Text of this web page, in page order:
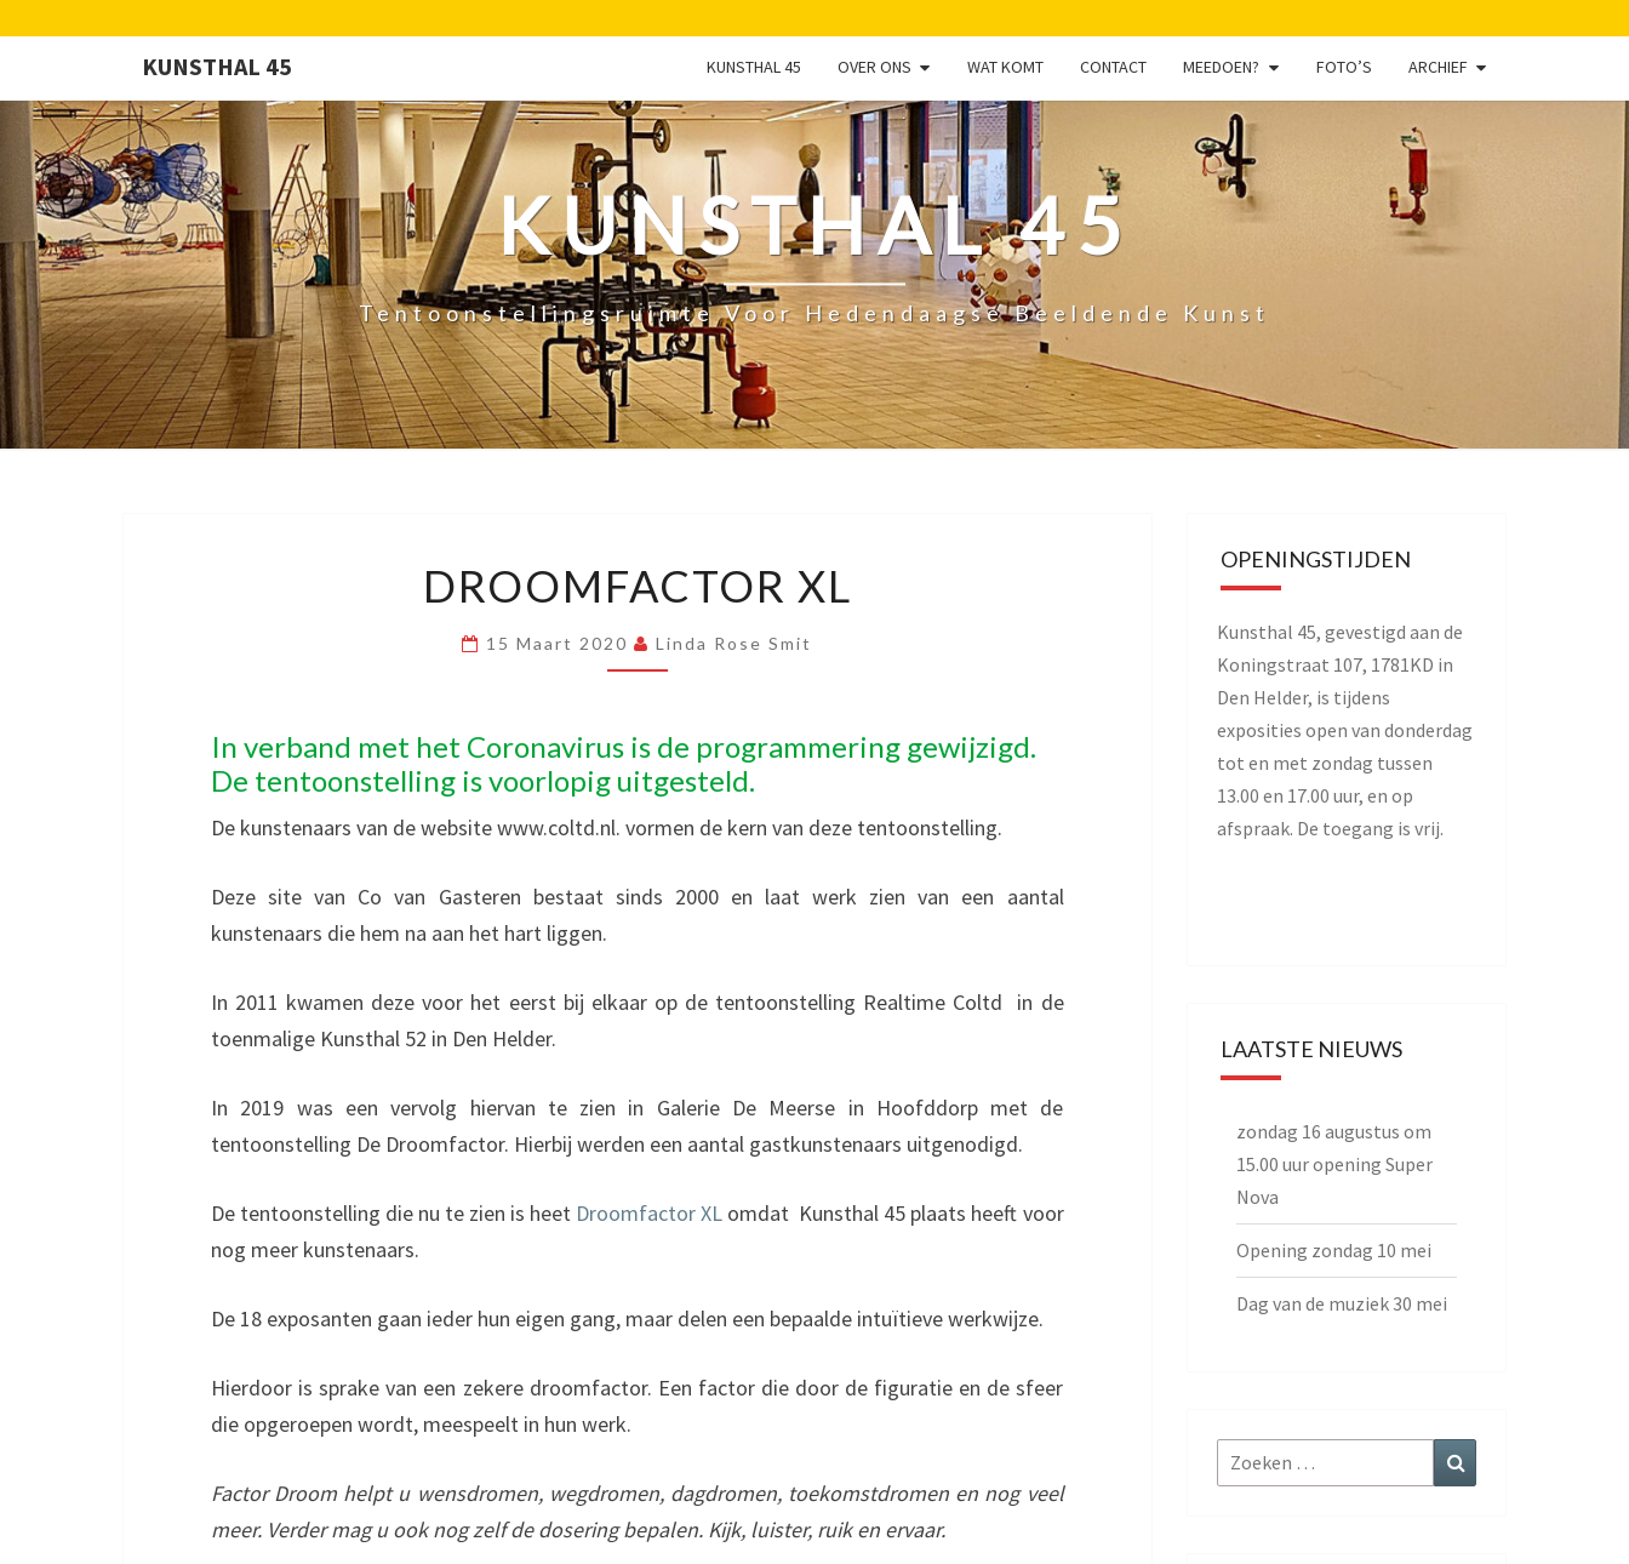
KUNSTHAL 45 KUNSTHAL 45 OVER ONS WAT KOMT CONTACT MEEDOEN? FOTO’S ARCHIEF
KUNSTHAL 45
Tentoonstellingsruimte Voor Hedendaagse Beeldende Kunst
XL
DROOMFACTOR XL
15 Maart 2020 Linda Rose Smit
In verband met het Coronavirus is de programmering gewijzigd.
De tentoonstelling is voorlopig uitgesteld.
De kunstenaars van de website www.coltd.nl. vormen de kern van deze tentoonstelling.
Deze site van Co van Gasteren bestaat sinds 2000 en laat werk zien van een aantal
kunstenaars die hem na aan het hart liggen.
In 2011 kwamen deze voor het eerst bij elkaar op de tentoonstelling Realtime Coltd in de
toenmalige Kunsthal 52 in Den Helder.
In 2019 was een vervolg hiervan te zien in Galerie De Meerse in Hoofddorp met de
tentoonstelling De Droomfactor. Hierbij werden een aantal gastkunstenaars uitgenodigd.
De tentoonstelling die nu te zien is heet Droomfactor XL omdat Kunsthal 45 plaats heeft voor
nog meer kunstenaars.
De 18 exposanten gaan ieder hun eigen gang, maar delen een bepaalde intuïtieve werkwijze.
Hierdoor is sprake van een zekere droomfactor. Een factor die door de figuratie en de sfeer
die opgeroepen wordt, meespeelt in hun werk.
Factor Droom helpt u wensdromen, wegdromen, dagdromen, toekomstdromen en nog veel
meer. Verder mag u ook nog zelf de dosering bepalen. Kijk, luister, ruik en ervaar.
OPENINGSTIJDEN
Kunsthal 45, gevestigd aan de
Koningstraat 107, 1781KD in
Den Helder, is tijdens
exposities open van donderdag
tot en met zondag tussen
13.00 en 17.00 uur, en op
afspraak. De toegang is vrij.
LAATSTE NIEUWS
zondag 16 augustus om
15.00 uur opening Super
Nova
Opening zondag 10 mei
Dag van de muziek 30 mei
Zoeken
naar: